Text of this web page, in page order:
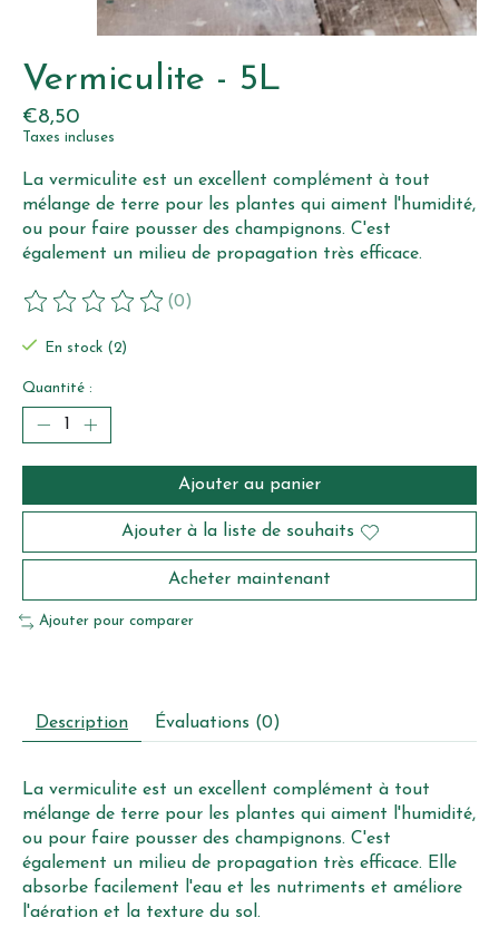
Vermiculite - 5L
€8,50
Taxes incluses
La vermiculite est un excellent complément à tout
mélange de terre pour les plantes qui aiment l'humidité,
ou pour faire pousser des champignons. C'est
également un milieu de propagation très efficace.
Ce produit est évalué à
(0)
En stock (2)
Quantité :
Ajouter au panier
Ajouter à la liste de souhaits
Acheter maintenant
Ajouter pour comparer
Description Évaluations (0)
La vermiculite est un excellent complément à tout
mélange de terre pour les plantes qui aiment l'humidité,
ou pour faire pousser des champignons. C'est
également un milieu de propagation très efficace. Elle
absorbe facilement l'eau et les nutriments et améliore
l'aération et la texture du sol.